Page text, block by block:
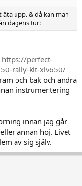
äta upp, & då kan man
dagens tur:
https://perfect-
rally-kit-xlv650/
och bak och andra
instrumentering
innan jag går
annan hoj. Livet
av sig själv.